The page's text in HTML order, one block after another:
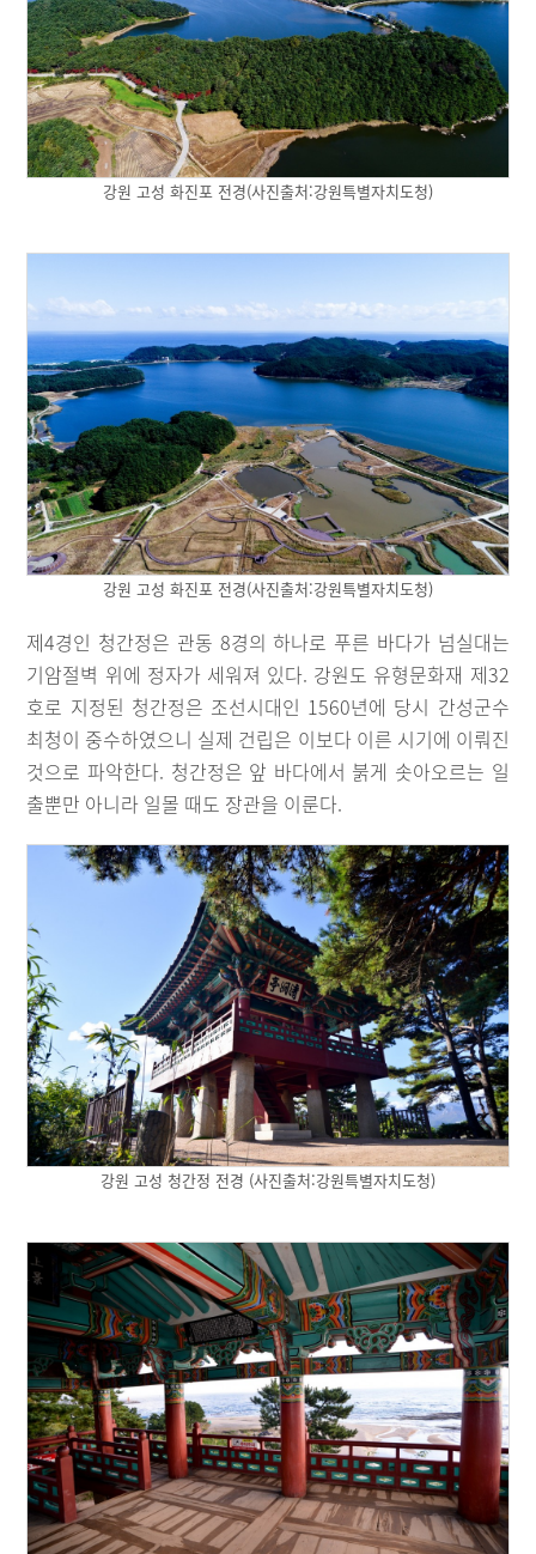
강원 고성 화진포 전경(사진출처:강원특별자치도청)
강원 고성 화진포 전경(사진출처:강원특별자치도청)
제4경인 청간정은 관동 8경의 하나로 푸른 바다가 넘실대는
기암절벽 위에 정자가 세워져 있다. 강원도 유형문화재 제32
호로 지정된 청간정은 조선시대인 1560년에 당시 간성군수
최청이 중수하였으니 실제 건립은 이보다 이른 시기에 이뤄진
것으로 파악한다. 청간정은 앞 바다에서 붉게 솟아오르는 일
출뿐만 아니라 일몰 때도 장관을 이룬다.
강원 고성 청간정 전경 (사진출처:강원특별자치도청)